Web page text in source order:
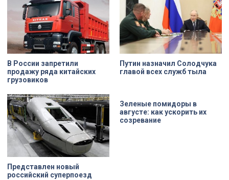
несколько перестроек, сегодня
переживает второе рождение.
Жемчужина, объекта культурного
наследия — исторические часы.
Их элементы утрачены на 90%.
В России запретили
продажу ряда китайских
грузовиков
Путин назначил Солодчука
главой всех служб тыла
Представлен новый
российский суперпоезд
Зеленые помидоры в
августе: как ускорить их
созревание